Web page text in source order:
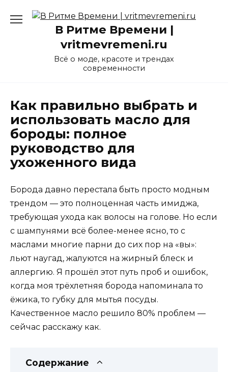
В Ритме Времени |
vritmevremeni.ru
Всё о моде, красоте и трендах
современности
Как правильно выбрать и
использовать масло для
бороды: полное
руководство для
ухоженного вида
Борода давно перестала быть просто модным
трендом — это полноценная часть имиджа,
требующая ухода как волосы на голове. Но если
с шампунями всё более-менее ясно, то с
маслами многие парни до сих пор на «вы»:
льют наугад, жалуются на жирный блеск и
аллергию. Я прошёл этот путь проб и ошибок,
когда моя трёхлетняя борода напоминала то
ёжика, то губку для мытья посуды.
Качественное масло решило 80% проблем —
сейчас расскажу как.
Содержание